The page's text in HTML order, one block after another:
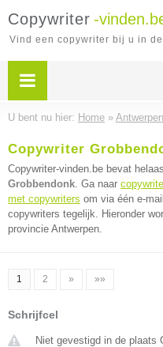
Copywriter -
Vind een copywriter bij u in
U bent nu hier: Home » Antwerpen
Copywriter
Copywriter-vinden.be bevat
Grobbendonk. Ga naar
met copywriters om via één e-
copywriters tegelijk. Hieronder
provincie Antwerpen.
1 2 » »»
Schrijfcel
Niet gevestigd in de plaats